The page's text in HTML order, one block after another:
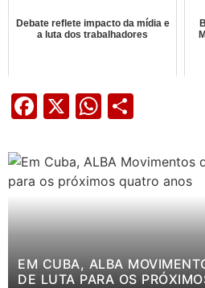
Debate reflete impacto da mídia e
a luta dos trabalhadores
Facebook
X WhatsApp
EM CUBA, ALBA
DE LUTA PARA OS